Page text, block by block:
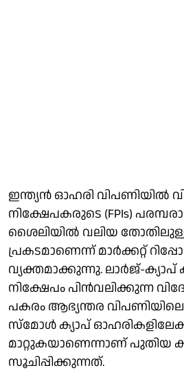
ഇന്ത്യൻ ഓഹരി വിപണിയിൽ
നിക്ഷേപകരുടെ (FPIs)
ശൈലിയിൽ വലിയ
പ്രകടമാണെന്ന് മാർക്കറ്റ്
വ്യക്തമാക്കുന്നു. ലാർജ്-ക്യാപ്
നിക്ഷേപം പിൻവലിക്കുന്ന
പകരം ആഭ്യന്തര
സ്മോൾ ക്യാപ്
മാറ്റുകയാണെന്നാണ്
സൂചിപ്പിക്കുന്നത്.